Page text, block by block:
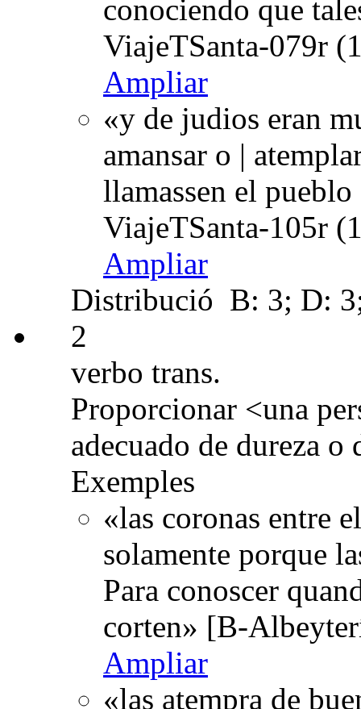
conociendo que
ViajeTSanta-079r
Ampliar
«y de judios eran
amansar o |
llamassen el
ViajeTSanta-105r
Ampliar
Distribució B: 3; D:
2
verbo trans.
Proporcionar <una
adecuado de dureza
Exemples
«las coronas entre
solamente porque
Para conoscer
corten» [B-
Ampliar
«las atempra de